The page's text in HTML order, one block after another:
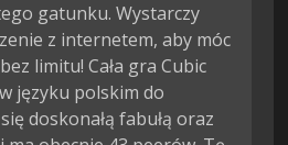
gatunku. Wystarczy
z internetem, aby móc
limitu! Cała gra Cubic
języku polskim do
doskonałą fabułą oraz